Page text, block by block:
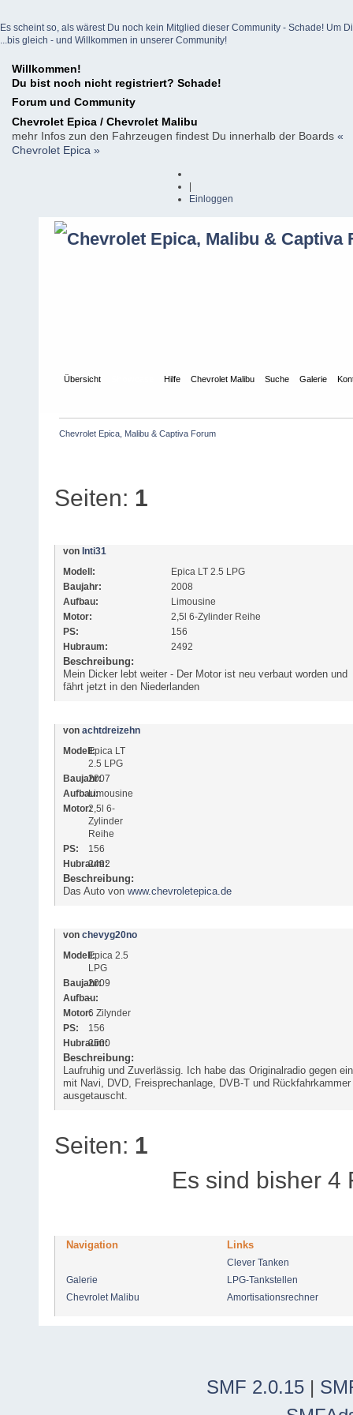
Es scheint so, als wärest Du noch kein Mitglied dieser Community - Schade! Um
...bis gleich - und Willkommen in unserer Community!
Willkommen!
Du bist noch nicht registriert? Schade!
Forum und Community
Chevrolet Epica / Chevrolet Malibu
mehr Infos zun den Fahrzeugen findest Du innerhalb der Boards «
Chevrolet Epica »
Einloggen
Übersicht Hilfe Chevrolet Malibu Suche Galerie
Chevrolet Epica, Malibu & Captiva Forum
Seiten: 1
von Inti31
Modell:
Epica LT 2.5 LPG
Baujahr:
2008
Aufbau:
Limousine
Motor:
2,5l 6-Zylinder Reihe
PS:
156
Hubraum:
2492
Beschreibung:
Mein Dicker lebt weiter - Der Motor ist neu verbaut worden und
fährt jetzt in den Niederlanden
von achtdreizehn
Modell:Epica LT
2.5 LPG
Baujahr:
2007
Aufbau:Limousine
Motor:2,5l 6-
Zylinder
Reihe
PS:
156
Hubraum:
2492
Beschreibung:
Das Auto von www.chevroletepica.de
von chevyg20no
Modell:Epica 2.5
LPG
Baujahr:
2009
Aufbau:
-
Motor:6 Zilynder
PS:
156
Hubraum:
2500
Beschreibung:
Laufruhig und Zuverlässig. Ich habe das Originalradio gegen
mit Navi, DVD, Freisprechanlage, DVB-T und Rückfahrkammer
ausgetauscht.
Seiten: 1
Es sind bisher 4
Navigation Links
Clever Tanken
Galerie
LPG-Tankstellen
Chevrolet Malibu
Amortisationsrechner
SMF 2.0.15 |